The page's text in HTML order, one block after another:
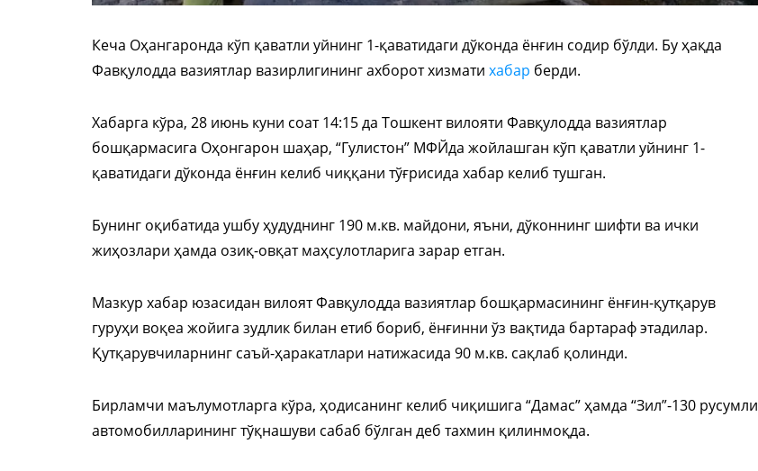
Кеча Оҳангаронда кўп қаватли уйнинг 1-қаватидаги дўконда ёнғин содир бўлди. Бу ҳақда
Фавқулодда вазиятлар вазирлигининг ахборот хизмати хабар берди.
Хабарга кўра, 28 июнь куни соат 14:15 да Тошкент вилояти Фавқулодда вазиятлар
бошқармасига Оҳонгарон шаҳар, “Гулистон” МФЙда жойлашган кўп қаватли уйнинг 1-
қаватидаги дўконда ёнғин келиб чиққани тўғрисида хабар келиб тушган.
Бунинг оқибатида ушбу ҳудуднинг 190 м.кв. майдони, яъни, дўконнинг шифти ва ички
жиҳозлари ҳамда озиқ-овқат маҳсулотларига зарар етган.
Мазкур хабар юзасидан вилоят Фавқулодда вазиятлар бошқармасининг ёнғин-қутқарув
гуруҳи воқеа жойига зудлик билан етиб бориб, ёнғинни ўз вақтида бартараф этадилар.
Қутқарувчиларнинг саъй-ҳаракатлари натижасида 90 м.кв. сақлаб қолинди.
Бирламчи маълумотларга кўра, ҳодисанинг келиб чиқишига “Дамас” ҳамда “Зил”-130 русумли
автомобилларининг тўқнашуви сабаб бўлган деб тахмин қилинмоқда.